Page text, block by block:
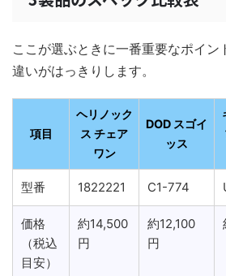
ここが選ぶときに一番重要なポイン
違いがはっきりします。
項目
ヘリノック
ス チェア
ワン
DOD スゴイ
ッス
型番 1822221 C1-774
価格
（税込
目安）
約14,500
円
約12,100
円